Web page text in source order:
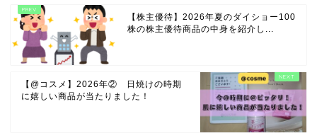
【株主優待】2026年夏のダイショー100
株の株主優待商品の中身を紹介し...
【@コスメ】2026年② 日焼けの時期
に嬉しい商品が当たりました！